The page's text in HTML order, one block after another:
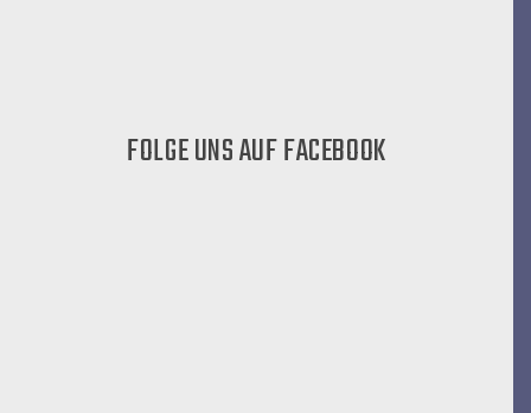
FOLGE UNS AUF FACEBOOK